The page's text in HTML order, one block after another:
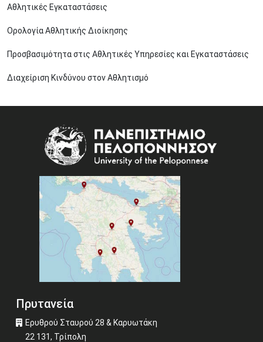
Αθλητικές Εγκαταστάσεις
Ορολογία Αθλητικής Διοίκησης
Προσβασιμότητα στις Αθλητικές Υπηρεσίες και Εγκαταστάσεις
Διαχείριση Κινδύνου στον Αθλητισμό
Πρυτανεία
Ερυθρού Σταυρού 28 & Καρυωτάκη
22 131, Τρίπολη